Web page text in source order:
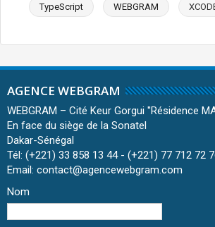
TypeScript WEBGRAM
AGENCE WEBGRAM
WEBGRAM – Cité Keur Gorgui ''Résidence
En face du siège de la Sonatel
Dakar-Sénégal
Tél: (+221) 33 858 13 44 - (+221) 77 712 72
Email: contact@agencewebgram.com
Nom